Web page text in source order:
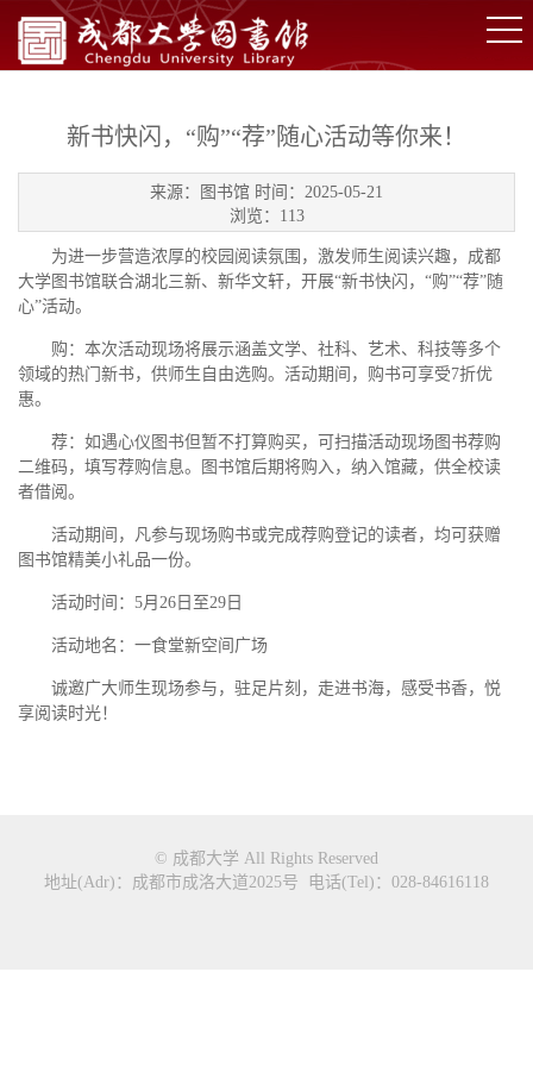
新书快闪，“购”“荐”随心活动等你来！
来源：图书馆 时间：2025-05-21
浏览： 113
为进一步营造浓厚的校园阅读氛围，激发师生阅读兴趣，成都
大学图书馆联合湖北三新、新华文轩，开展“新书快闪，“购”“荐”随
心”活动。
购：本次活动现场将展示涵盖文学、社科、艺术、科技等多个
领域的热门新书，供师生自由选购。活动期间，购书可享受7折优
惠。
荐：如遇心仪图书但暂不打算购买，可扫描活动现场图书荐购
二维码，填写荐购信息。图书馆后期将购入，纳入馆藏，供全校读
者借阅。
活动期间，凡参与现场购书或完成荐购登记的读者，均可获赠
图书馆精美小礼品一份。
活动时间：5月26日至29日
活动地名：一食堂新空间广场
诚邀广大师生现场参与，驻足片刻，走进书海，感受书香，悦
享阅读时光！
© 成都大学 All Rights Reserved
地址(Adr)：成都市成洛大道2025号 电话(Tel)：028-84616118